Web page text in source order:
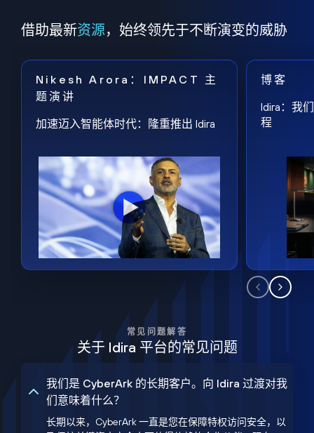
借助最新资源，始终领先于不断演变的威胁
Nikesh Arora：IMPACT 主
题演讲
加速迈入智能体时代：隆重推出 Idira
博客
Idira：我
程
常见问题解答
关于 Idira 平台的常见问题
我们是 CyberArk 的长期客户。向 Idira 过渡对我
们意味着什么？
长期以来，CyberArk 一直是您在保障特权访问安全，以